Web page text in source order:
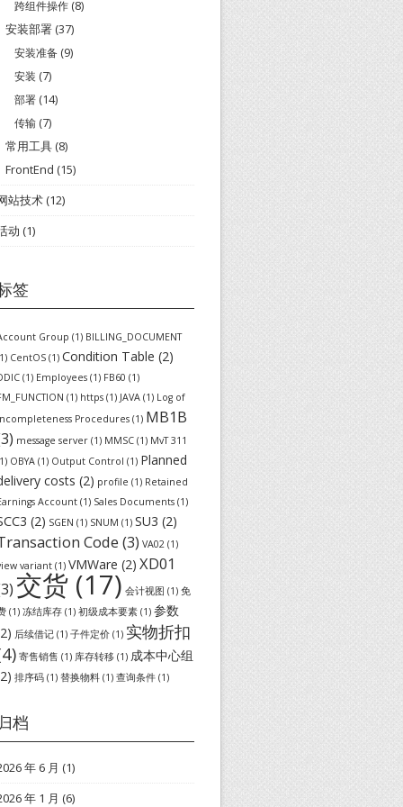
跨组件操作 (8)
安装部署 (37)
安装准备 (9)
安装 (7)
部署 (14)
传输 (7)
常用工具 (8)
FrontEnd (15)
站技术(12)
动 (1)
签
Group (1) BILLING_DOCUMENT
CentOS (1) Condition Table (2)
(1) Employees (1) FB60 (1)
(1) https (1) JAVA (1) Log of
Procedures (1) MB1B
message server (1) MMSC (1) MvT 311
OBYA (1) Output Control (1) Planned
costs (2) profile (1) Retained
Account (1) Sales Documents (1)
(2) SGEN (1) SNUM (1) SU3 (2)
Code (3) VA02 (1)
variant (1) VMWare (2) XD01
交货 (17) 会计视图 (1) 免
(1) 冻结库存 (1) 初级成本要素 (1) 参数
后续借记 (1) 子件定价 (1) 实物折扣
寄售销售 (1) 库存转移 (1) 成本中心组
排序码 (1) 替换物料 (1) 查询条件 (1)
档
年 6 月 (1)
年 1 月 (6)